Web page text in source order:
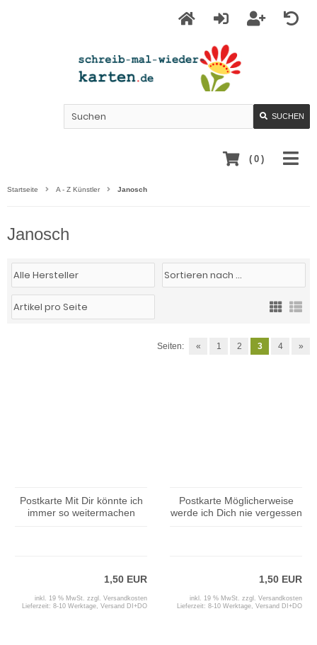
SUCHEN
( 0 )
Startseite A - Z Künstler Janosch
Janosch
Seiten: « 1 2 3 4 »
Postkarte Mit Dir könnte ich
immer so weitermachen
1,50 EUR
inkl. 19 % MwSt. zzgl. Versandkosten
Lieferzeit: 8-10 Werktage, Versand DI+DO
Postkarte Möglicherweise
werde ich Dich nie vergessen
1,50 EUR
inkl. 19 % MwSt. zzgl. Versandkosten
Lieferzeit: 8-10 Werktage, Versand DI+DO